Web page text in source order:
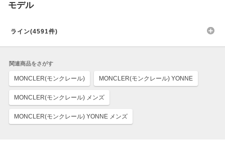
モデル
ライン(4591件)
関連商品をさがす
MONCLER(モンクレール) MONCLER(モンクレール) YONNE
MONCLER(モンクレール) メンズ
MONCLER(モンクレール) YONNE メンズ